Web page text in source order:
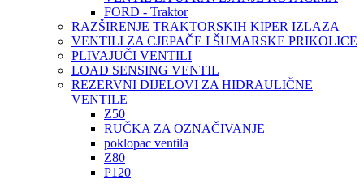
FORD - Traktor
RAZŠIRENJE TRAKTORSKIH KIPER IZLAZA
VENTILI ZA CJEPAČE I ŠUMARSKE PRIKOLICE
PLIVAJUČI VENTILI
LOAD SENSING VENTIL
REZERVNI DIJELOVI ZA HIDRAULIČNE
VENTILE
Z50
RUČKA ZA OZNAČIVANJE
poklopac ventila
Z80
P120